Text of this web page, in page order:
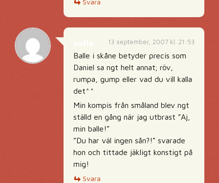
Svara
13 september, 2007 kl. 21:53
Balle i skåne betyder precis som
Daniel sa ngt helt annat; röv,
rumpa, gump eller vad du vill kalla
det^^
Min kompis från småland blev ngt
ställd en gång när jag utbrast ”Aj,
min balle!”
”Du har väl ingen sån?!” svarade
hon och tittade jäkligt konstigt på
mig!
Svara